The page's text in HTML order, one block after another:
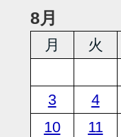
8月
月 火
3
4
10
11